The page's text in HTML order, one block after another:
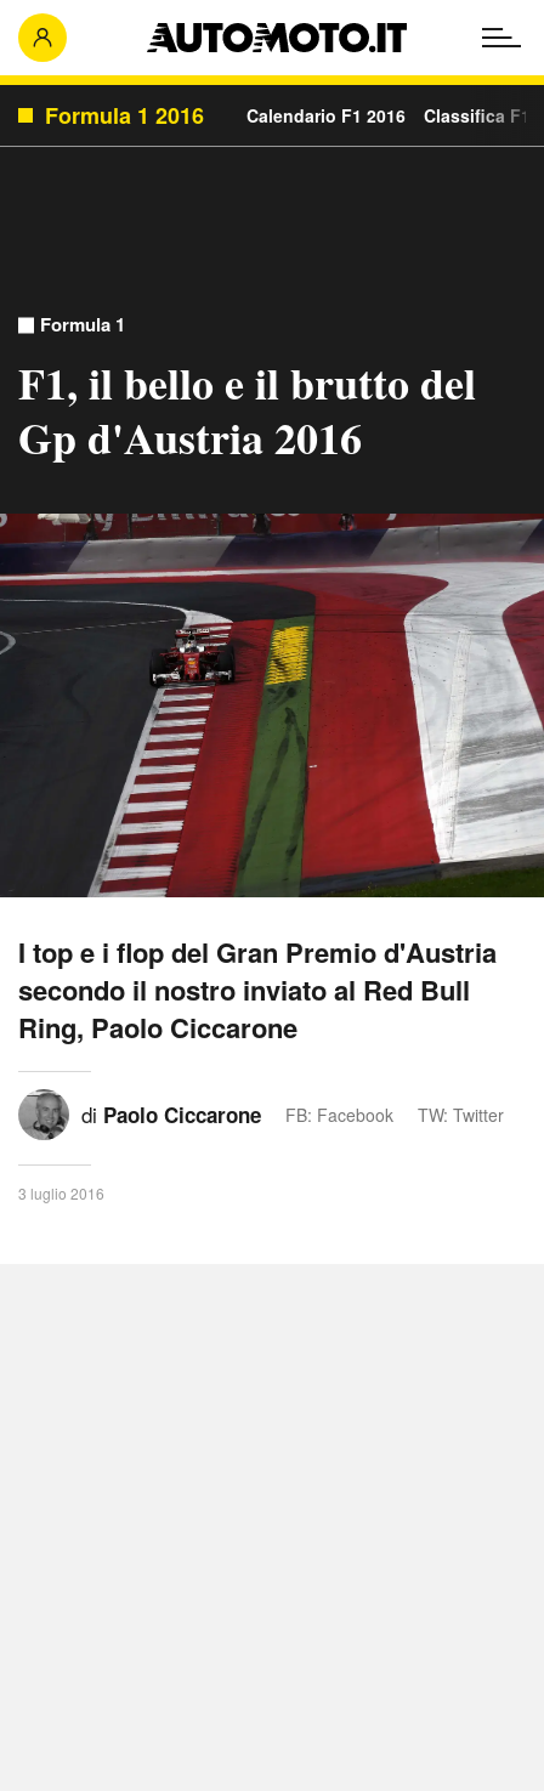
Formula 1 2016 Calendario F1 2016 Classifica F1
Formula 1
F1, il bello e il brutto del
Gp d'Austria 2016
I top e i flop del Gran Premio d'Austria
secondo il nostro inviato al Red Bull
Ring, Paolo Ciccarone
di Paolo Ciccarone FB: Facebook TW: Twitter
3 luglio 2016